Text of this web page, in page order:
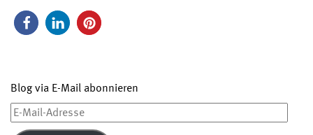
Blog via E-Mail abonnieren
E-
Mail-